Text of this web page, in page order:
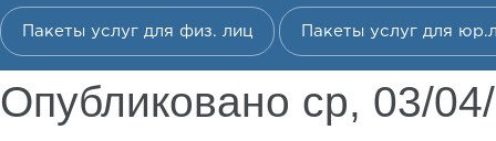
Пакеты услуг для физ. лиц Пакеты услуг для
Опубликовано ср, 03/